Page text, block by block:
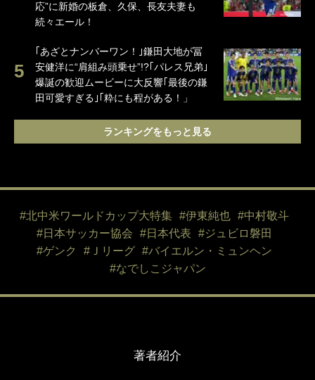
応”に新婚の板倉、久保、長友夫妻も
続々エール！
｢あざとナンバーワン！｣鎌田大地が冨
安健洋に“肩組み頭乗せ”!?｢パレス兄弟｣
爆誕の歓迎ムービーに大反響｢最後の鎌
田可愛すぎる｣｢粋にも程がある！」
ランキングをもっと見る
#北中米ワールドカップ大特集 #伊東純也
#中村敬斗
#日本サッカー協会
#日本代表
#ジュビロ磐田
#ゲンク
#Ｊリーグ
#バイエルン・ミュンヘン
#なでしこジャパン
著者紹介